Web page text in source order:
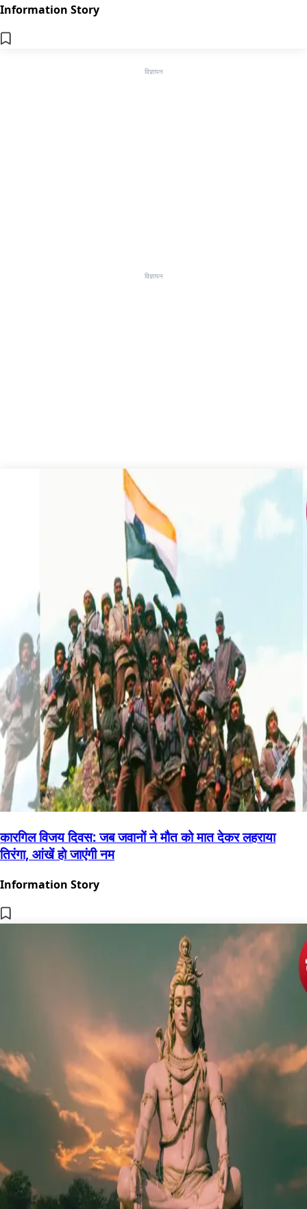
Information Story
विज्ञापन
विज्ञापन
कारगिल विजय दिवस: जब जवानों ने मौत को मात देकर लहराया
तिरंगा, आंखें हो जाएंगी नम
Information Story